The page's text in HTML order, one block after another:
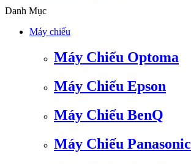
Danh Mục
Máy chiếu
Máy Chiếu Optoma
Máy Chiếu Epson
Máy Chiếu BenQ
Máy Chiếu Panasonic